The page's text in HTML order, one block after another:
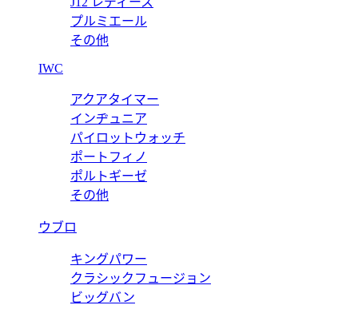
プルミエール
その他
IWC
アクアタイマー
インヂュニア
パイロットウォッチ
ポートフィノ
ポルトギーゼ
その他
ウブロ
キングパワー
クラシックフュージョン
ビッグバン